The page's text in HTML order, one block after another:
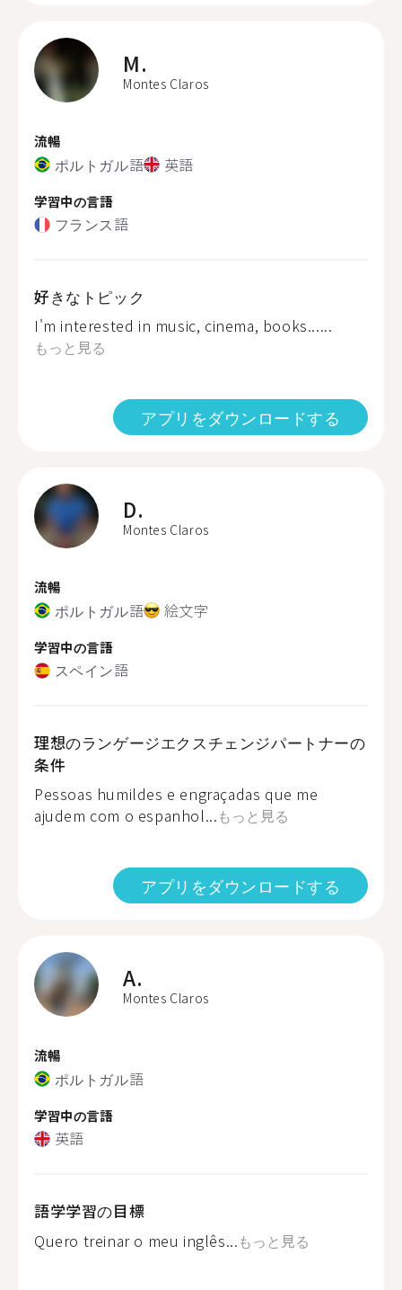
M.
Montes Claros
流暢
ポルトガル語 英語
学習中の言語
フランス語
好きなトピック
I'm interested in music, cinema, books......
もっと見る
アプリをダウンロードする
D.
Montes Claros
流暢
ポルトガル語 絵文字
学習中の言語
スペイン語
理想のランゲージエクスチェンジパートナーの
条件
Pessoas humildes e engraçadas que me
ajudem com o espanhol...もっと見る
アプリをダウンロードする
A.
Montes Claros
流暢
ポルトガル語
学習中の言語
英語
語学学習の目標
Quero treinar o meu inglês...もっと見る